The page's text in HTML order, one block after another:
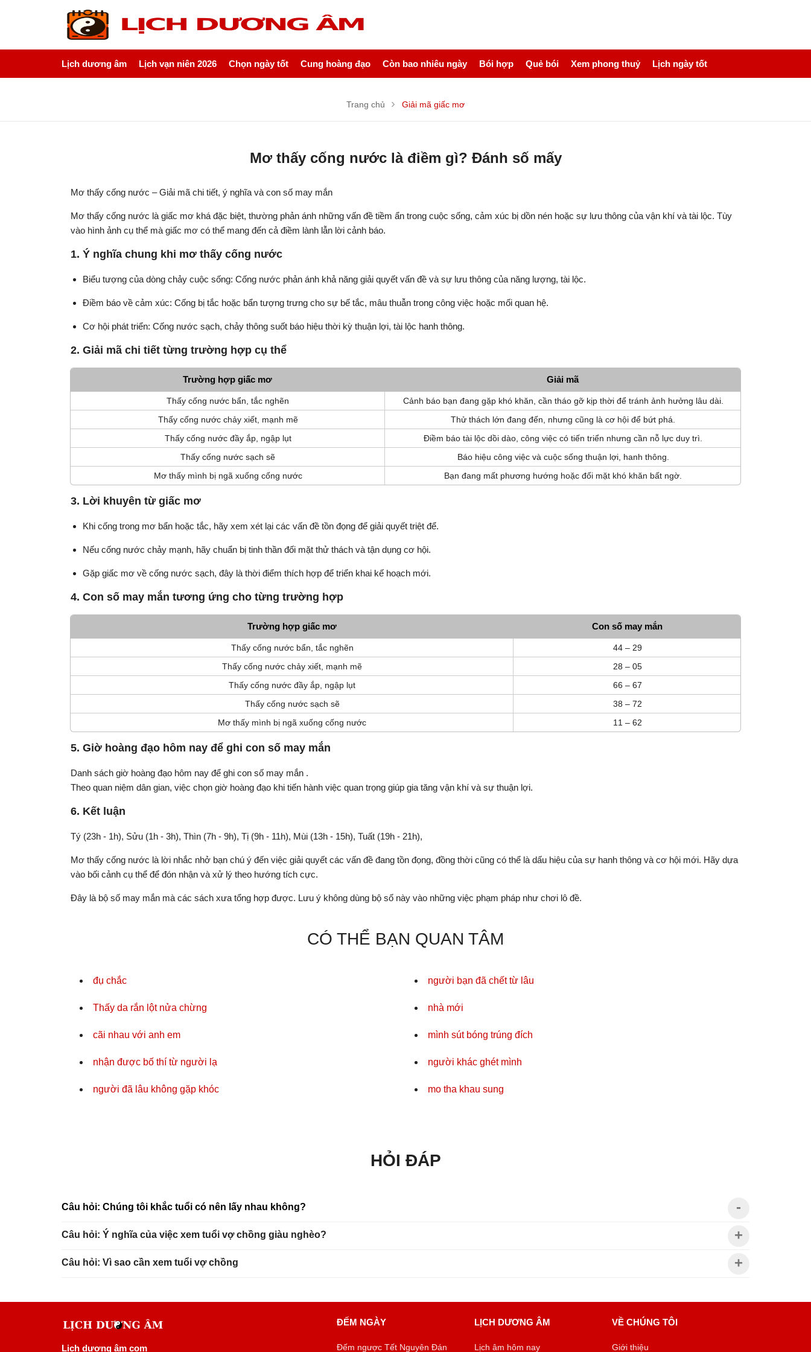
Lịch dương âm Lịch vạn niên 2026 Chọn ngày tốt Cung hoàng đạo Còn bao nhiêu ngày Bói hợp Quẻ bói Xem phong thuỷ Lịch ngày tốt
Trang chủ Giải mã giấc mơ
Mơ thấy cống nước là điềm gì? Đánh số mấy
Mơ thấy cống nước – Giải mã chi tiết, ý nghĩa và con số may mắn
Mơ thấy cống nước là giấc mơ khá đặc biệt, thường phản ánh những vấn đề tiềm ẩn trong cuộc sống, cảm xúc bị dồn nén hoặc sự lưu thông của vận khí và tài lộc. Tùy
vào hình ảnh cụ thể mà giấc mơ có thể mang đến cả điềm lành lẫn lời cảnh báo.
1. Ý nghĩa chung khi mơ thấy cống nước
Biểu tượng của dòng chảy cuộc sống: Cống nước phản ánh khả năng giải quyết vấn đề và sự lưu thông của năng lượng, tài lộc.
Điềm báo về cảm xúc: Cống bị tắc hoặc bẩn tượng trưng cho sự bế tắc, mâu thuẫn trong công việc hoặc mối quan hệ.
Cơ hội phát triển: Cống nước sạch, chảy thông suốt báo hiệu thời kỳ thuận lợi, tài lộc hanh thông.
2. Giải mã chi tiết từng trường hợp cụ thể
Trường hợp giấc mơ Giải mã
Thấy cống nước bẩn, tắc nghẽn
Cảnh báo bạn đang gặp khó khăn, cần tháo gỡ kịp thời để tránh ảnh hưởng lâu dài.
Thấy cống nước chảy xiết, mạnh mẽ
Thử thách lớn đang đến, nhưng cũng là cơ hội để bứt phá.
Thấy cống nước đầy ắp, ngập lụt
Điềm báo tài lộc dồi dào, công việc có tiến triển nhưng cần nỗ lực duy trì.
Thấy cống nước sạch sẽ
Báo hiệu công việc và cuộc sống thuận lợi, hanh thông.
Mơ thấy mình bị ngã xuống cống nước
Bạn đang mất phương hướng hoặc đối mặt khó khăn bất ngờ.
3. Lời khuyên từ giấc mơ
Khi cống trong mơ bẩn hoặc tắc, hãy xem xét lại các vấn đề tồn đọng để giải quyết triệt để.
Nếu cống nước chảy mạnh, hãy chuẩn bị tinh thần đối mặt thử thách và tận dụng cơ hội.
Gặp giấc mơ về cống nước sạch, đây là thời điểm thích hợp để triển khai kế hoạch mới.
4. Con số may mắn tương ứng cho từng trường hợp
Trường hợp giấc mơ Con số may mắn
Thấy cống nước bẩn, tắc nghẽn
44 – 29
Thấy cống nước chảy xiết, mạnh mẽ
28 – 05
Thấy cống nước đầy ắp, ngập lụt
66 – 67
Thấy cống nước sạch sẽ
38 – 72
Mơ thấy mình bị ngã xuống cống nước
11 – 62
5. Giờ hoàng đạo hôm nay để ghi con số may mắn
Danh sách giờ hoàng đạo hôm nay để ghi con số may mắn .
Theo quan niệm dân gian, việc chọn giờ hoàng đạo khi tiến hành việc quan trọng giúp gia tăng vận khí và sự thuận lợi.
6. Kết luận
Tý (23h - 1h), Sửu (1h - 3h), Thìn (7h - 9h), Tị (9h - 11h), Mùi (13h - 15h), Tuất (19h - 21h),
Mơ thấy cống nước là lời nhắc nhở bạn chú ý đến việc giải quyết các vấn đề đang tồn đọng, đồng thời cũng có thể là dấu hiệu của sự hanh thông và cơ hội mới. Hãy dựa
vào bối cảnh cụ thể để đón nhận và xử lý theo hướng tích cực.
Đây là bộ số may mắn mà các sách xưa tổng hợp được. Lưu ý không dùng bộ số này vào những việc phạm pháp như chơi lô đề.
CÓ THỂ BẠN QUAN TÂM
đụ chắc
Thấy da rắn lột nửa chừng
cãi nhau với anh em
nhận được bố thí từ người lạ
người đã lâu không gặp khóc
người bạn đã chết từ lâu
nhà mới
mình sút bóng trúng đích
người khác ghét mình
mo tha khau sung
HỎI ĐÁP
Câu hỏi: Chúng tôi khắc tuổi có nên lấy nhau không?
Câu hỏi: Ý nghĩa của việc xem tuổi vợ chồng giàu nghèo?
Câu hỏi: Vì sao cần xem tuổi vợ chồng
Lịch dương âm com
ĐẾM NGÀY
Đếm ngược Tết Nguyên Đán
LỊCH DƯƠNG ÂM
Lịch âm hôm nay
VỀ CHÚNG TÔI
Giới thiệu